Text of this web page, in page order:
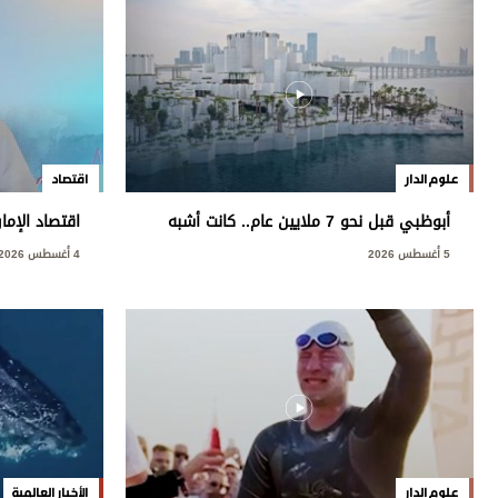
علوم الدار
أبوظبي قبل نحو 7 ملايين عام.. كانت أشبه
بمروج السافانا الأفريقية5 أغسطس 2026
اقتصاد
اقتصاد
النفطية
4 أغسطس 2026
علوم الدار الأخبار العالمية